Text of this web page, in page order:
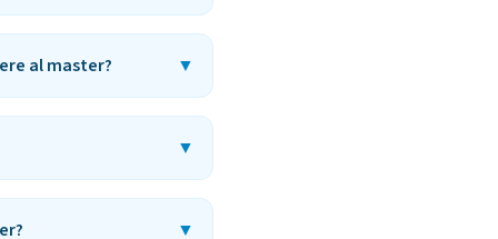
al master? ▼
▼
▼